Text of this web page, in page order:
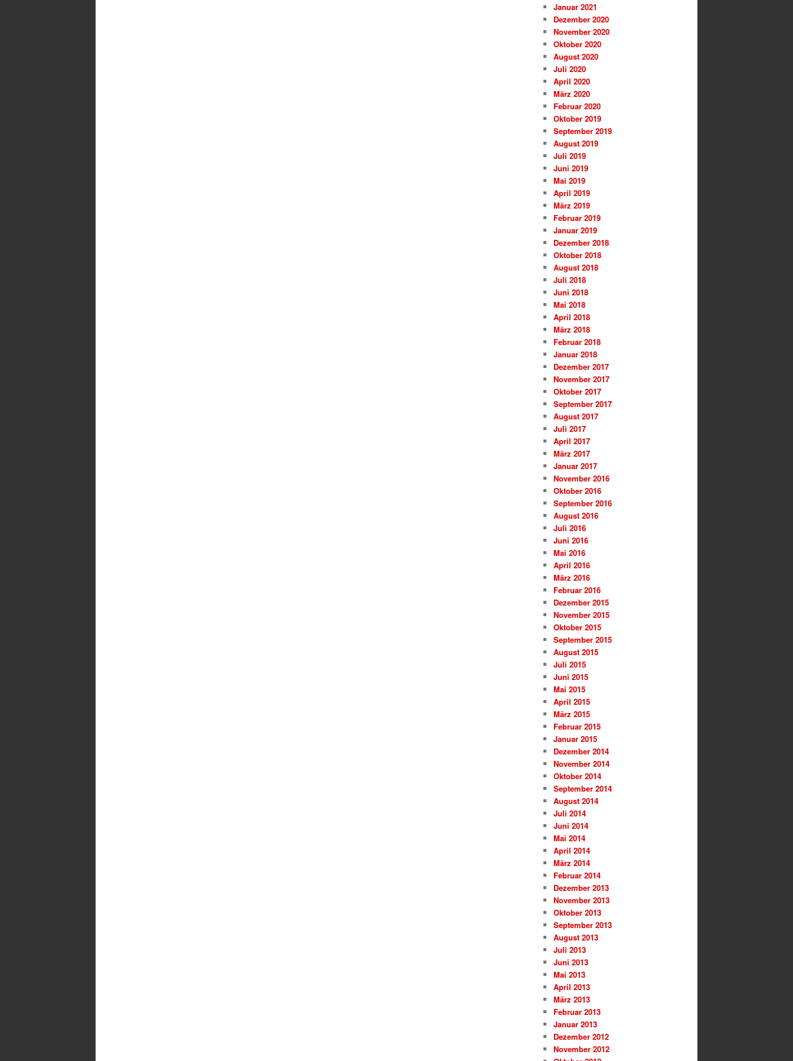
Januar 2021
Dezember 2020
November 2020
Oktober 2020
August 2020
Juli 2020
April 2020
März 2020
Februar 2020
Oktober 2019
September 2019
August 2019
Juli 2019
Juni 2019
Mai 2019
April 2019
März 2019
Februar 2019
Januar 2019
Dezember 2018
Oktober 2018
August 2018
Juli 2018
Juni 2018
Mai 2018
April 2018
März 2018
Februar 2018
Januar 2018
Dezember 2017
November 2017
Oktober 2017
September 2017
August 2017
Juli 2017
April 2017
März 2017
Januar 2017
November 2016
Oktober 2016
September 2016
August 2016
Juli 2016
Juni 2016
Mai 2016
April 2016
März 2016
Februar 2016
Dezember 2015
November 2015
Oktober 2015
September 2015
August 2015
Juli 2015
Juni 2015
Mai 2015
April 2015
März 2015
Februar 2015
Januar 2015
Dezember 2014
November 2014
Oktober 2014
September 2014
August 2014
Juli 2014
Juni 2014
Mai 2014
April 2014
März 2014
Februar 2014
Dezember 2013
November 2013
Oktober 2013
September 2013
August 2013
Juli 2013
Juni 2013
Mai 2013
April 2013
März 2013
Februar 2013
Januar 2013
Dezember 2012
November 2012